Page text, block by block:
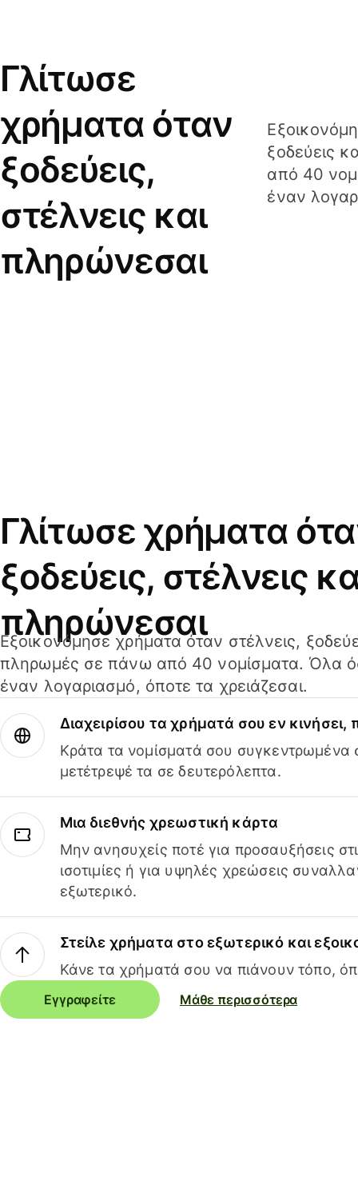
Γλίτωσε
χρήματα όταν
ξοδεύεις,
στέλνεις και
πληρώνεσαι
ξοδεύεις
από 40
έναν
Γλίτωσε χρήματα
ξοδεύεις, στέλνεις
πληρώνεσαι
Εξοικονόμησε χρήματα όταν στέλνεις,
πληρωμές σε πάνω από 40 νομίσματα. Όλα
έναν λογαριασμό, όποτε τα χρειάζεσαι.
Διαχειρίσου τα χρήματά σου εν
Κράτα τα νομίσματά σου συγκεντρωμένα
μετέτρεψέ τα σε δευτερόλεπτα.
Μια διεθνής χρεωστική κάρτα
Μην ανησυχείς ποτέ για προσαυξήσεις
ισοτιμίες ή για υψηλές χρεώσεις
εξωτερικό.
Στείλε χρήματα στο εξωτερικό και
Κάνε τα χρήματά σου να πιάνουν τόπο,
Εγγραφείτε Μάθε περισσότερα